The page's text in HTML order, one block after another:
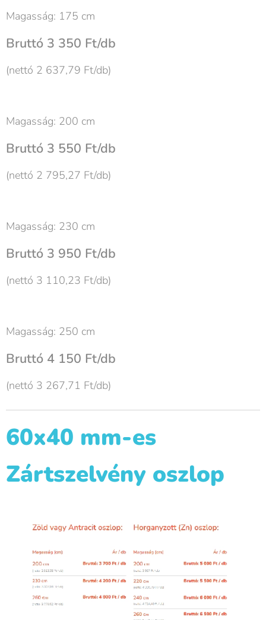
Magasság: 175 cm
Bruttó 3 350 Ft/db
(nettó 2 637,79 Ft/db)
Magasság: 200 cm
Bruttó 3 550 Ft/db
(nettó 2 795,27 Ft/db)
Magasság: 230 cm
Bruttó 3 950 Ft/db
(nettó 3 110,23 Ft/db)
Magasság: 250 cm
Bruttó 4 150 Ft/db
(nettó 3 267,71 Ft/db)
60x40 mm-es
Zártszelvény oszlop